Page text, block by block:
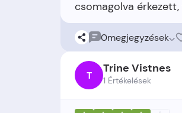
0megjegyzések
T Trine Vistnes
1 Értékelések